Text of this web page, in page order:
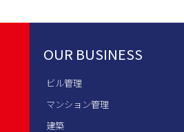
OUR BUSINESS
ビル管理
マンション管理
建築